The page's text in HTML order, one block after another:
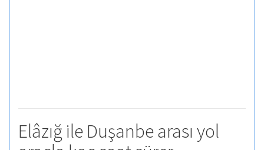
Elâzığ ile Duşanbe arası yol